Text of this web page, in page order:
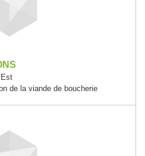
de la viande de boucherie